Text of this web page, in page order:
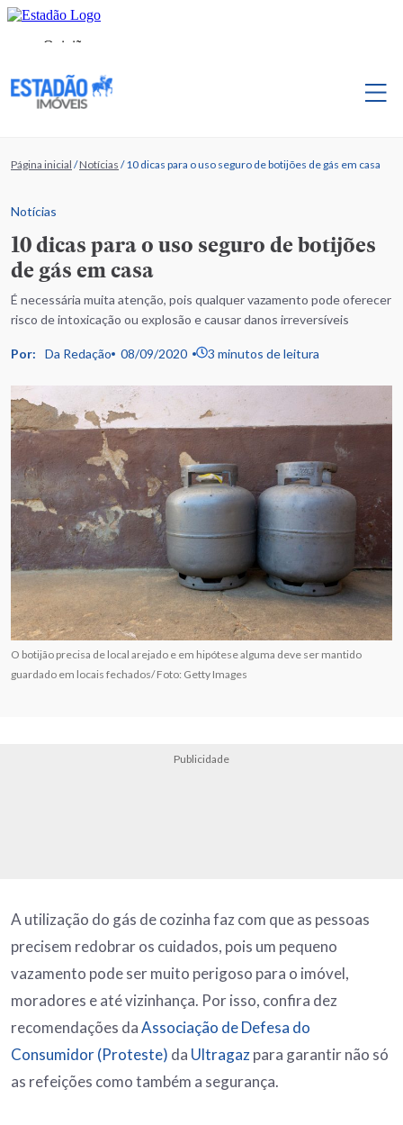
Página inicial /Notícias /10 dicas para o uso seguro de botijões de gás em casa
Notícias
10 dicas para o uso seguro de botijões
de gás em casa
É necessária muita atenção, pois qualquer vazamento pode oferecer
risco de intoxicação ou explosão e causar danos irreversíveis
Por: Da Redação 08/09/2020 3 minutos de leitura
O botijão precisa de local arejado e em hipótese alguma deve ser mantido
guardado em locais fechados/ Foto: Getty Images
Publicidade
A utilização do gás de cozinha faz com que as pessoas
precisem redobrar os cuidados, pois um pequeno
vazamento pode ser muito perigoso para o imóvel,
moradores e até vizinhança. Por isso, confira dez
recomendações daAssociação de Defesa do
Consumidor (Proteste) da Ultragazpara garantir não só
as refeições como também a segurança.